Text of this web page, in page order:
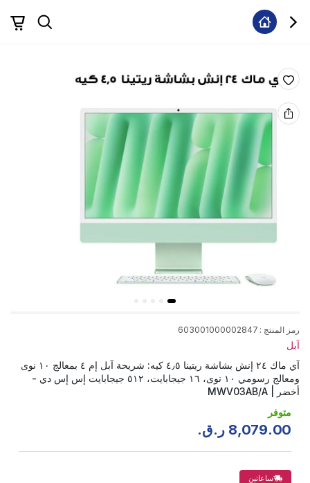
رمز المنتج :
603001000002847
آبل
آي ماك ٢٤ إنش بشاشة ريتينا ٤٫٥ كيه: شريحة آبل إم ٤ بمعالج ١٠ نوى
ومعالج رسومي ١٠ نوى، ١٦ جيجابايت، ٥١٢ جيجابايت إس إس دي -
أخضر | MWV03AB/A
متوفر
8,079.00 ر.ق.
ساعاتين